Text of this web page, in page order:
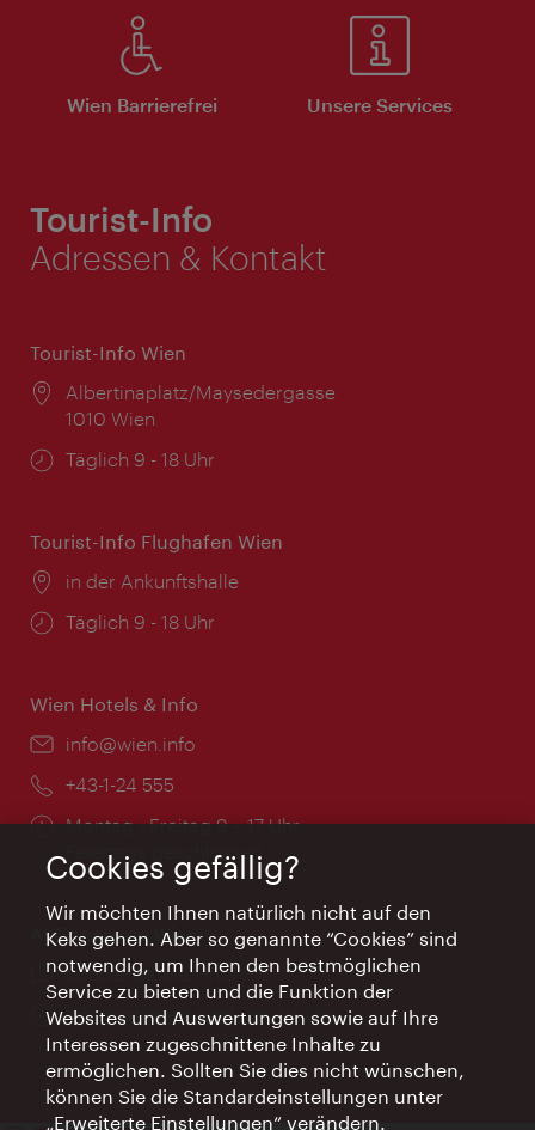
Wien Barrierefrei Unsere Services
Tourist-Info
Adressen & Kontakt
Tourist-Info Wien
Ort:
Albertinaplatz/Maysedergasse
1010 Wien
Öffnungszeiten:
Täglich 9 - 18 Uhr
Tourist-Info Flughafen Wien
Ort:
in der Ankunftshalle
Öffnungszeiten:
Täglich 9 - 18 Uhr
Wien Hotels & Info
Email:
info@wien.info
Telefon:
+43-1-24 555
Öffnungszeiten:
Montag - Freitag 9 – 17 Uhr
Feiertags geschlossen
AI Concierge Wien
Ort:
concierge.wien.info
Öffnungszeiten:
Informationen rund um die Uhr
Cookies gefällig?
Wir möchten Ihnen natürlich nicht auf den
Keks gehen. Aber so genannte “Cookies” sind
notwendig, um Ihnen den bestmöglichen
Service zu bieten und die Funktion der
Websites und Auswertungen sowie auf Ihre
Interessen zugeschnittene Inhalte zu
ermöglichen. Sollten Sie dies nicht wünschen,
können Sie die Standardeinstellungen unter
„Erweiterte Einstellungen“ verändern.